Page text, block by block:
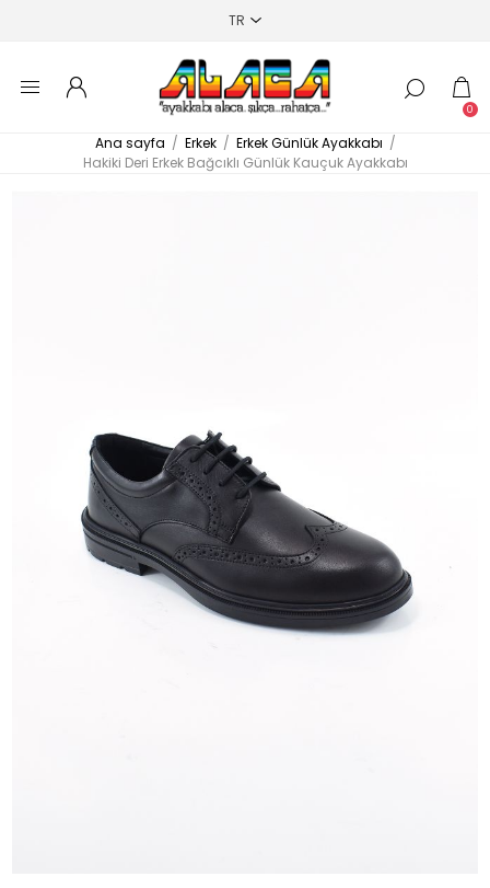
0
Ana sayfa / Erkek / Erkek Günlük Ayakkabı /
Hakiki Deri Erkek Bağcıklı Günlük Kauçuk Ayakkabı